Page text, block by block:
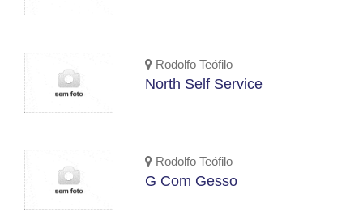
Rodolfo Teófilo
North Self Service
Rodolfo Teófilo
G Com Gesso